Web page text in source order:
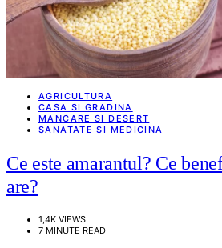
AGRICULTURA
CASA SI GRADINA
MANCARE SI DESERT
SANATATE SI MEDICINA
Ce este amarantul? Ce
are?
1,4K VIEWS
7 MINUTE READ